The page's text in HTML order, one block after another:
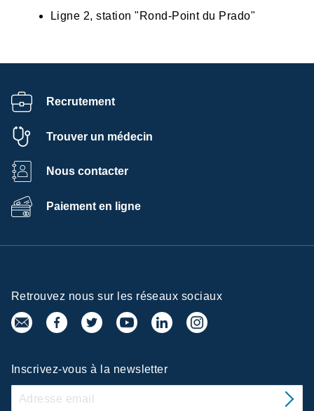
Ligne 2, station "Rond-Point du Prado"
Recrutement
Trouver un médecin
Nous contacter
Paiement en ligne
Retrouvez nous sur les réseaux sociaux
Inscrivez-vous à la newsletter
de
de la confidentialité